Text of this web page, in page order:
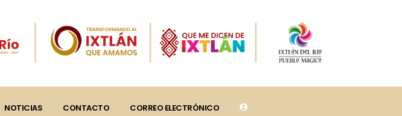
NOTICIAS CONTACTO CORREO ELECTRÓNICO